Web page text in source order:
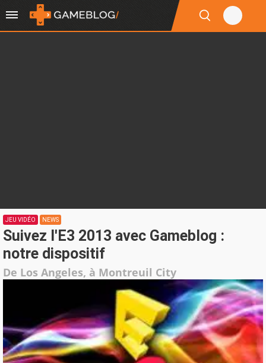
JEU VIDÉO NEWS
Suivez l'E3 2013 avec Gameblog :
notre dispositif
De Los Angeles, à Montreuil City